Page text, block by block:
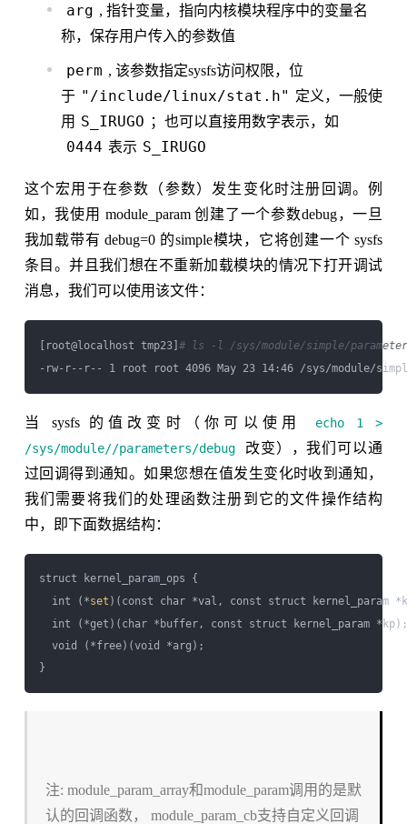
arg , 指针变量，指向内核模块程序中的变量名
称，保存用户传入的参数值
perm , 该参数指定sysfs访问权限，位
于 "/include/linux/stat.h" 定义，一般使
用 S_IRUGO ；也可以直接用数字表示，如
0444 表示 S_IRUGO
这个宏用于在参数（参数）发生变化时注册回调。例
如，我使用 module_param 创建了一个参数debug，一旦
我加载带有 debug=0 的simple模块，它将创建一个 sysfs
条目。并且我们想在不重新加载模块的情况下打开调试
消息，我们可以使用该文件：
[root@localhost tmp23] # ls -l /sys/module/simple/
当 sysfs 的值改变时（你可以使用
echo 1 >
/sys/module//parameters/debug
改变），我们可以通
过回调得到通知。如果您想在值发生变化时收到通知，
我们需要将我们的处理函数注册到它的文件操作结构
中，即下面数据结构：
struct kernel_param_ops {
int (*set )(const char *val, const struct kernel_param
int (*get)(char *buffer, const struct kernel_param *kp);
void (*free)(void *arg);
注: module_param_array和module_param调用的是默
认的回调函数， module_param_cb支持自定义回调